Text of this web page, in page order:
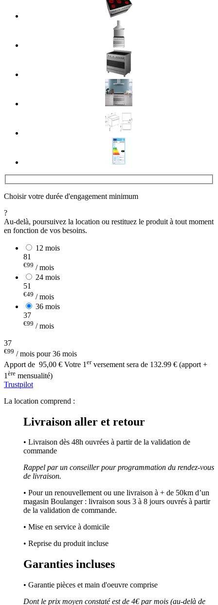
Choisir votre durée d'engagement minimum
?
Au-delà, poursuivez la location ou restituez le produit à tout moment
en fonction de vos besoins.
12 mois
81
€99 / mois
24 mois
51
€49 / mois
36 mois
37
€99 / mois
37
€99 / mois pour 36 mois
Apport de 95,00 € Votre 1 erversement sera de 132.99 € (apport +
1 ère mensualité)
Trustpilot
La location comprend :
Livraison aller et retour
• Livraison dès 48h ouvrées à partir de la validation de
commande
Rappel par un conseiller pour programmation du rendez-vous
de livraison.
• Pour un renouvellement ou une livraison à + de 50km d’un
magasin Boulanger : livraison sous 3 à 8 jours ouvrés à partir
de la validation de commande.
• Mise en service à domicile
• Reprise du produit incluse
Garanties incluses
• Garantie pièces et main d'oeuvre comprise
Dont le prix moyen constaté est de 4€ par mois (au-delà de